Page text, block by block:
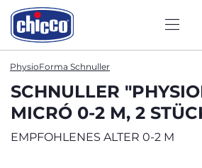
PhysioForma Schnuller
SCHNULLER
MICRÓ 0-2 M, 2
EMPFOHLENES ALTER 0-2 M